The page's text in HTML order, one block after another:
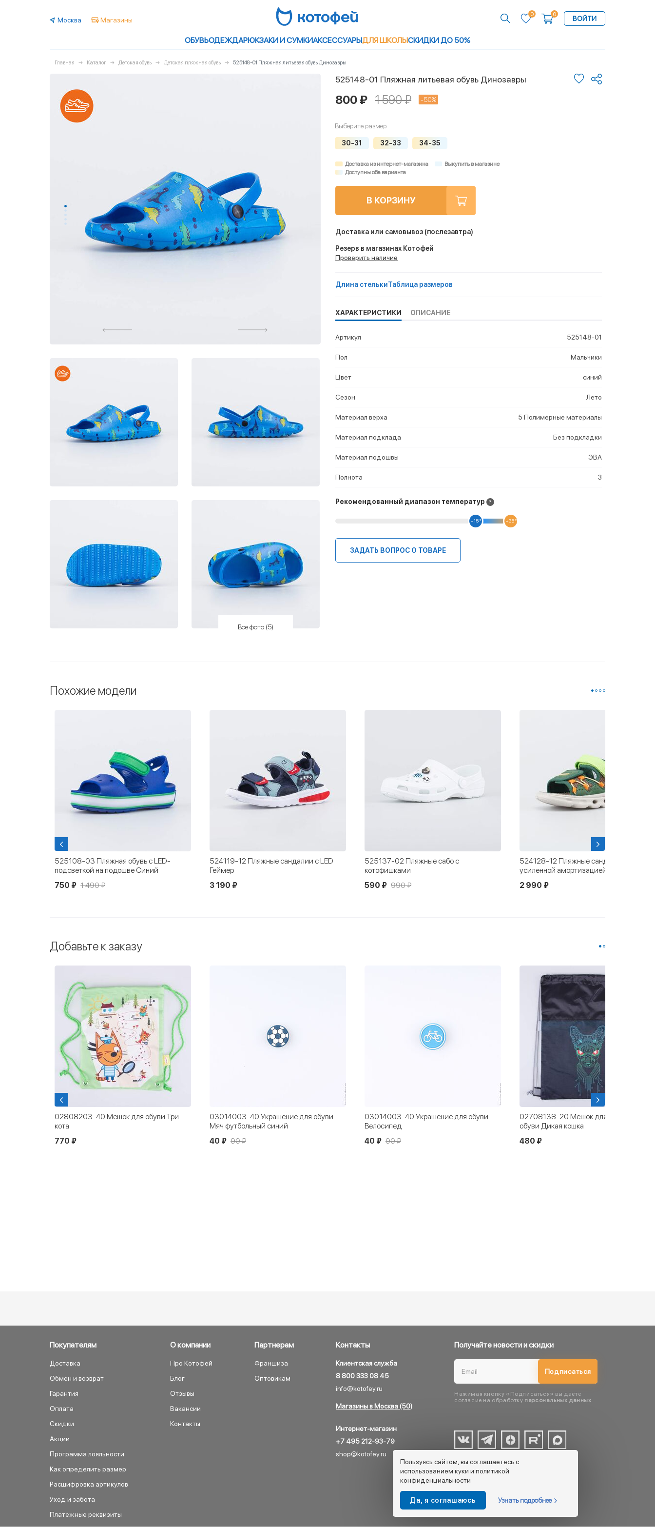
Москва Магазины
0 0
ВОЙТИ
ОБУВЬОДЕЖДАРЮКЗАКИ И СУМКИАКСЕССУАРЫДЛЯ ШКОЛЫСКИДКИ ДО 50%
Главная Каталог Детская обувь Детская пляжная обувь 525148-01 Пляжная литьевая обувь Динозавры
Все фото (5)
525148-01 Пляжная литьевая обувь Динозавры
800 ₽ 1 590 ₽ -50%
Выберите размер
30-31 32-33 34-35
Доставка из интернет-магазина
Выкупить в магазине
Доступны оба варианта
В КОРЗИНУ
Доставка или самовывоз (послезавтра)
Резерв в магазинах Котофей
Проверить наличие
Длина стелькиТаблица размеров
ХАРАКТЕРИСТИКИ ОПИСАНИЕ
Артикул 525148-01
Пол Мальчики
Цвет синий
Сезон Лето
Материал верха 5 Полимерные материалы
Материал подклада Без подкладки
Материал подошвы ЭВА
Полнота 3
Рекомендованный диапазон температур
+15 ° +35 °
ЗАДАТЬ ВОПРОС О ТОВАРЕ
Похожие модели
525108-03 Пляжная обувь с LED-
подсветкой на подошве Синий
750 ₽ 1 490 ₽
524119-12 Пляжные сандалии с LED
Геймер
3 190 ₽
525137-02 Пляжные сабо с
котофишками
590 ₽ 990 ₽
524128-12 Пляжные сандалии с
усиленной амортизацией
2 990 ₽
Добавьте к заказу
02808203-40 Мешок для обуви Три
кота
770 ₽
03014003-40 Украшение для обуви
Мяч футбольный синий
40 ₽ 90 ₽
03014003-40 Украшение для обуви
Велосипед
40 ₽ 90 ₽
02708138-20 Мешок для сменной
обуви Дикая кошка
480 ₽
Покупателям
Доставка
Обмен и возврат
Гарантия
Оплата
Скидки
Акции
Программа лояльности
Как определить размер
Расшифровка артикулов
Уход и забота
Платежные реквизиты
О компании
Про Котофей
Блог
Отзывы
Вакансии
Контакты
Партнерам
Франшиза
Оптовикам
Контакты
Клиентская служба
8 800 333 08 45
info@kotofey.ru
Магазины в Москва (50)
Интернет-магазин
+7 495 212-93-79
shop@kotofey.ru
Получайте новости и скидки
Подписаться
Нажимая кнопку «Подписаться» вы даете
согласие на обработку персональных данных
Пользуясь сайтом, вы соглашаетесь с
использованием куки и политикой
конфиденциальности
Да, я соглашаюсь Узнать подробнее